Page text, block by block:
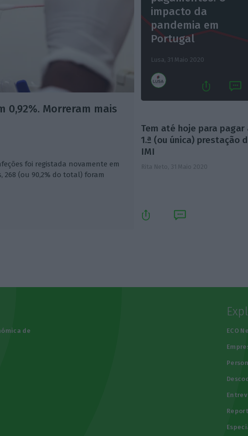
0,92%. Morreram mais
foi registada novamente em
268 (ou 90,2% do total) foram
impacto da
pandemia em
Portugal
Lusa, 31 Maio 2020
Tem até hoje para pagar
1.ª (ou única) prestação
IMI
Rita Neto, 31 Maio 2020
de
ECO